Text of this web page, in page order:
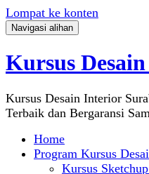
Lompat ke konten
Navigasi alihan
Kursus
Kursus Desain Interior
Terbaik dan Bergaransi
Home
Program Kursus
Kursus